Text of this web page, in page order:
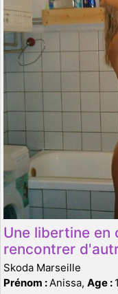
Une libertine en
rencontrer
Skoda Marseille
Prénom : Anissa, Age :